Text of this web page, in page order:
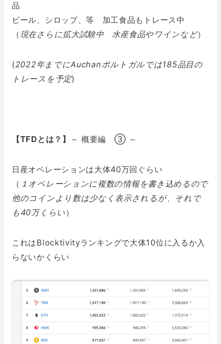
品
ビール、シロップ、等 加工食品もトレース中
（現在さらに拡大試験中 水産食品やワインなど）
(2022年までにAuchanポルトガルでは185品目の
トレースを予定)
【TFDとは？】 ～ 概要編 ③ ～
日産オペレーションは大体40万回ぐらい
（ １オペレーションに複数の情報を書き込めるので
他のコインより数は少なく表示されるが、それで
も40万くらい）
これはBlocktivityランキングで大体10位に入るか入
らないかくらい